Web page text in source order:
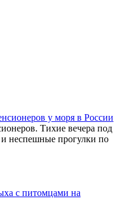
у моря в России
Тихие вечера под
неспешные прогулки по
с питомцами на